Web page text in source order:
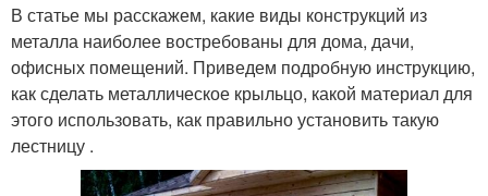
В статье мы расскажем, какие виды конструкций из
металла наиболее востребованы для дома, дачи,
офисных помещений. Приведем подробную инструкцию,
как сделать металлическое крыльцо, какой материал для
этого использовать, как правильно установить такую
лестницу .